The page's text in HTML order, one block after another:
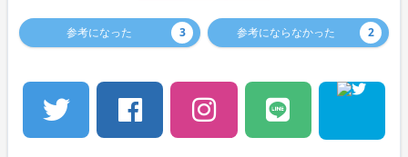
参考になった 3 参考にならなかった 2